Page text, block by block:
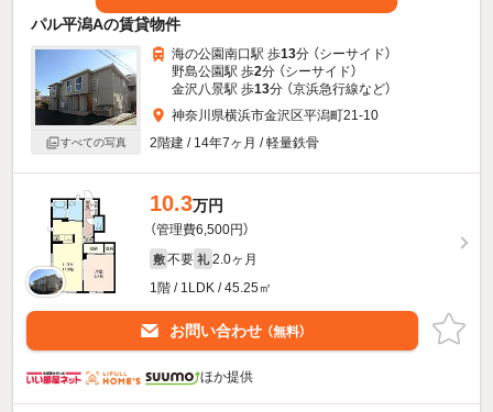
パル平潟Aの賃貸物件
すべての写真
海の公園南口駅 歩13分 （シーサイド）
野島公園駅 歩2分 （シーサイド）
金沢八景駅 歩13分 （京浜急行線など）
神奈川県横浜市金沢区平潟町21-10
2階建 / 14年7ヶ月 / 軽量鉄骨
10.3万円
（管理費6,500円）
敷 不要 礼 2.0ヶ月
1階 / 1LDK / 45.25㎡
お問い合わせ （無料）
ほか提供